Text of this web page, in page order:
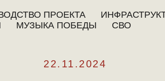
ПРОЕКТА
МУЗЫКА ПОБЕДЫ СВО
22.11.2024